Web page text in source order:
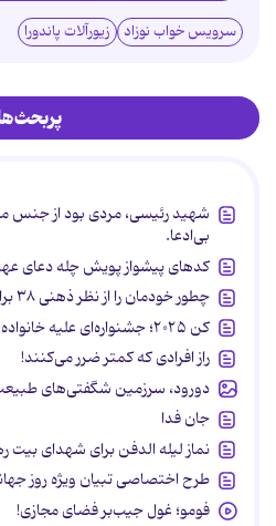
سرویس خواب نوزاد زیورآلات پاندورا
شهید رئیسی، مردی بود از جنس
بی‌ادعا.
کدهای پیشواز پویش چله دعای
چطور خودمان را از نظر ذهنی ۳۸ برابر قوی‌تر کنیم؟
کن ۲۰۲۵؛ جشنواره‌ای علیه خانواده
راز افرادی که کمتر ضرر می‌کنند!
دورود، سرزمین شگفتی‌های
جان فدا
نماز لیله الدفن برای شهدای بیت
طرح اختصاصی تبیان ویژه روز
فومو؛ غول جیب‌بر فضای مجازی!